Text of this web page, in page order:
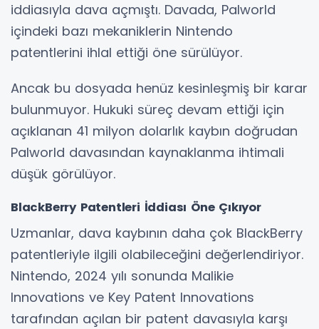
iddiasıyla dava açmıştı. Davada, Palworld
içindeki bazı mekaniklerin Nintendo
patentlerini ihlal ettiği öne sürülüyor.
Ancak bu dosyada henüz kesinleşmiş bir karar
bulunmuyor. Hukuki süreç devam ettiği için
açıklanan 41 milyon dolarlık kaybın doğrudan
Palworld davasından kaynaklanma ihtimali
düşük görülüyor.
BlackBerry Patentleri İddiası Öne Çıkıyor
Uzmanlar, dava kaybının daha çok BlackBerry
patentleriyle ilgili olabileceğini değerlendiriyor.
Nintendo, 2024 yılı sonunda Malikie
Innovations ve Key Patent Innovations
tarafından açılan bir patent davasıyla karşı